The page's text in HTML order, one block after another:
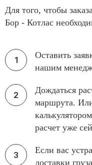
Для того, чтобы
Бор - Котлас
Оставить
нашим
Дождаться
маршрута.
расчет уже
Если вас
доставки